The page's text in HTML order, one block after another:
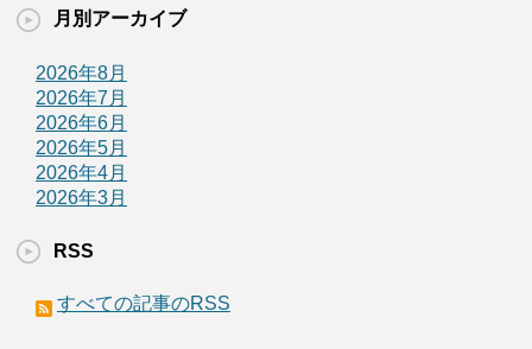
月別アーカイブ
2026年8月
2026年7月
2026年6月
2026年5月
2026年4月
2026年3月
RSS
すべての記事のRSS